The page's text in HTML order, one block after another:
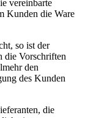
vereinbarte
Kunden die Ware
so ist der
die Vorschriften
den
des Kunden
die